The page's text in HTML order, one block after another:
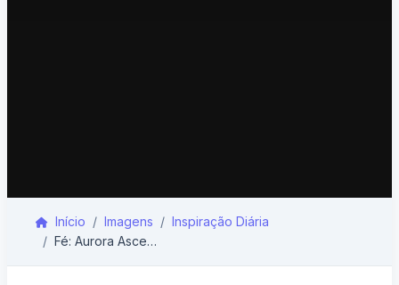
Início Imagens
Inspiração Diária
Fé: Aurora Ascendente Diária